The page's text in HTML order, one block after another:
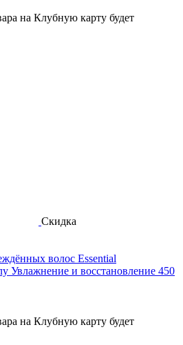
на Клубную карту будет
Скидка
волос Essential
Увлажнение и восстановление 450
на Клубную карту будет